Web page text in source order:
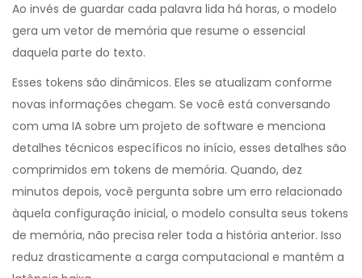
Ao invés de guardar cada palavra lida há horas, o modelo
gera um vetor de memória que resume o essencial
daquela parte do texto.
Esses tokens são dinâmicos. Eles se atualizam conforme
novas informações chegam. Se você está conversando
com uma IA sobre um projeto de software e menciona
detalhes técnicos específicos no início, esses detalhes são
comprimidos em tokens de memória. Quando, dez
minutos depois, você pergunta sobre um erro relacionado
àquela configuração inicial, o modelo consulta seus tokens
de memória, não precisa reler toda a história anterior. Isso
reduz drasticamente a carga computacional e mantém a